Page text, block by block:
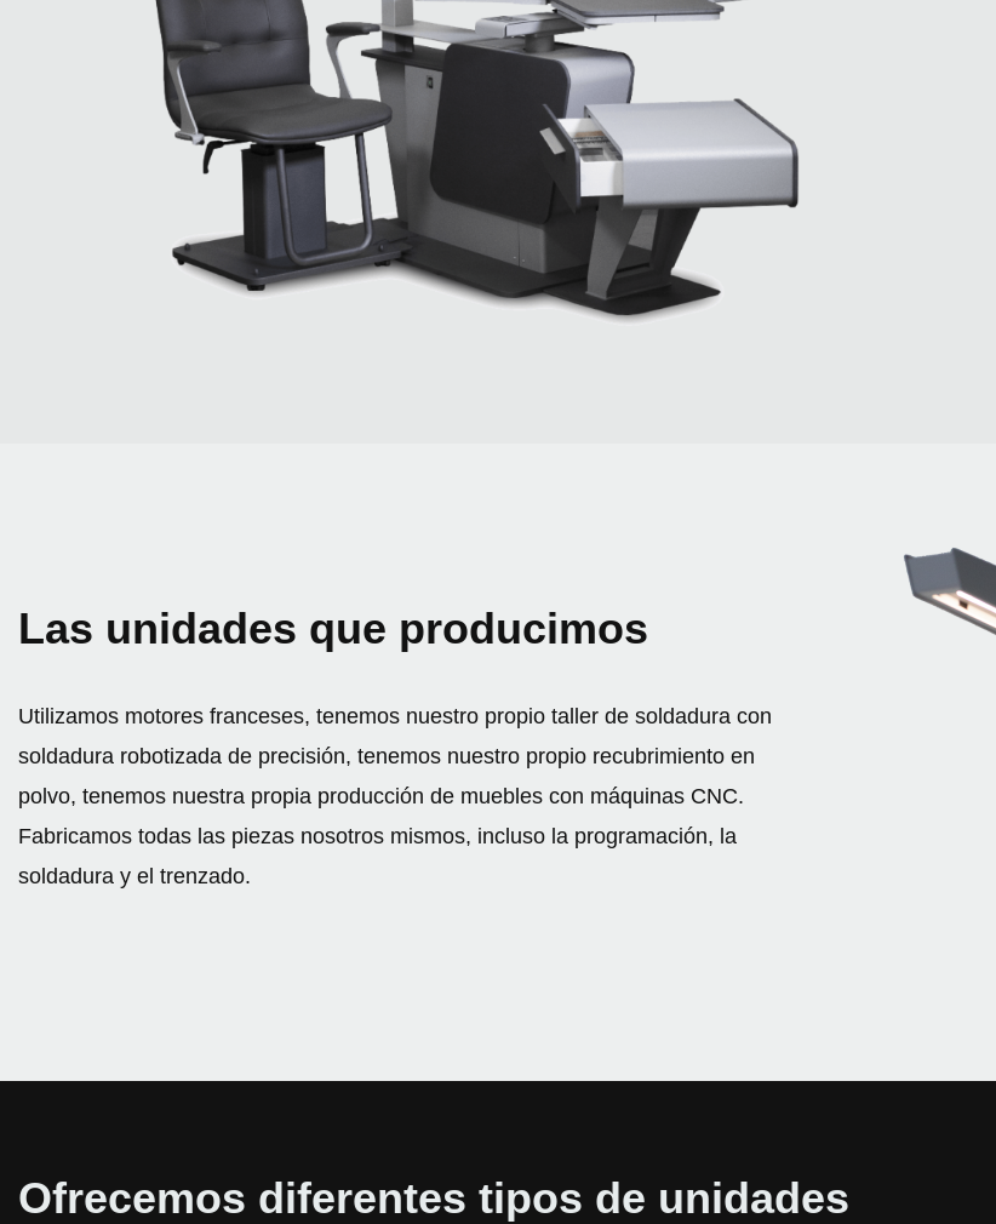
Las unidades que producimos
Utilizamos motores franceses, tenemos nuestro propio taller de soldadura con
soldadura robotizada de precisión, tenemos nuestro propio recubrimiento en
polvo, tenemos nuestra propia producción de muebles con máquinas CNC.
Fabricamos todas las piezas nosotros mismos, incluso la programación, la
soldadura y el trenzado.
Ofrecemos diferentes tipos de unidades